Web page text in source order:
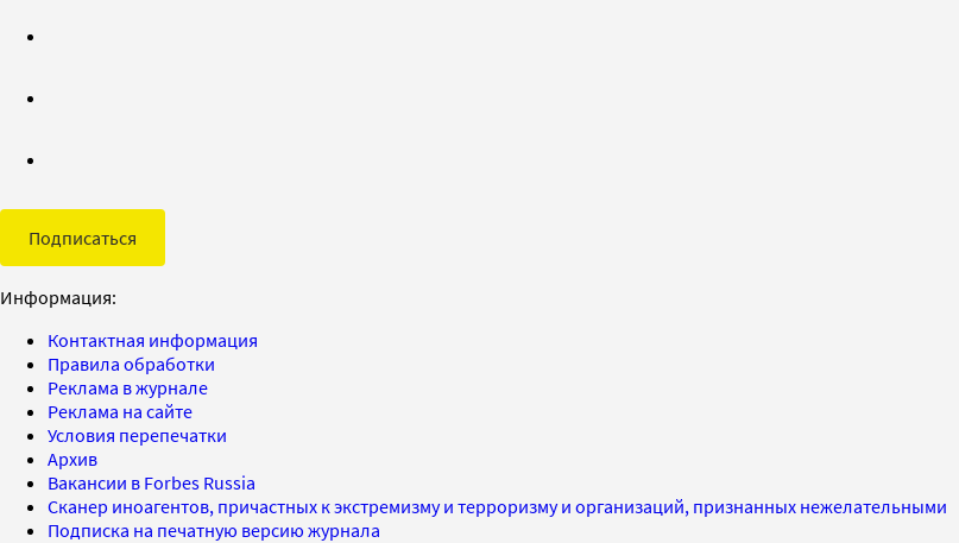
Подписаться
Информация:
Контактная информация
Правила обработки
Реклама в журнале
Реклама на сайте
Условия перепечатки
Архив
Вакансии в Forbes Russia
Сканер иноагентов, причастных к экстремизму и терроризму и организаций, признанных нежелательными
Подписка на печатную версию журнала